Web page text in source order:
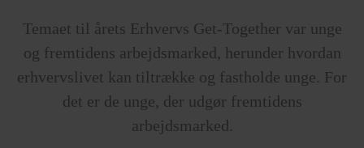
Temaet til årets Erhvervs Get-Together var unge
og fremtidens arbejdsmarked, herunder hvordan
erhvervslivet kan tiltrække og fastholde unge. For
det er de unge, der udgør fremtidens
arbejdsmarked.